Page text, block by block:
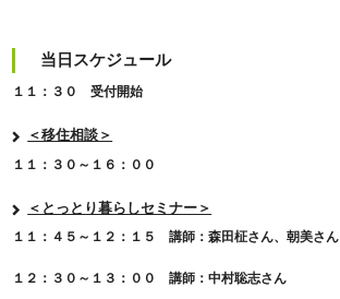
当日スケジュール
１１：３０ 受付開始
＜移住相談＞
１１：３０～１６：００
＜とっとり暮らしセミナー＞
１１：４５～１２：１５ 講師：森田柾さん、朝美さん
１２：３０～１３：００ 講師：中村聡志さん